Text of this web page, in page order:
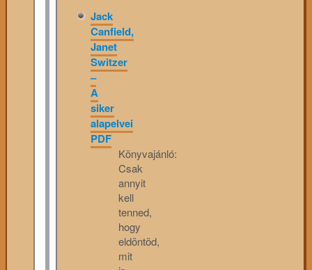
Jack
Canfield,
Janet
Switzer
–
A
siker
alapelvei
PDF
Könyvajánló:
Csak
annyit
kell
tenned,
hogy
eldöntöd,
mit